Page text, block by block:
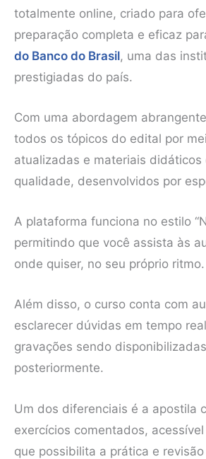
totalmente online, criado para
preparação completa e eficaz
do Banco do Brasil, uma das
prestigiadas do país.
Com uma abordagem
todos os tópicos do edital por
atualizadas e materiais didáticos
qualidade, desenvolvidos por
A plataforma funciona no estilo
permitindo que você assista às
onde quiser, no seu próprio ritmo.
Além disso, o curso conta com
esclarecer dúvidas em tempo
gravações sendo
posteriormente.
Um dos diferenciais é a apostila
exercícios comentados, acessível
que possibilita a prática e